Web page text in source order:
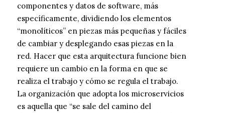
componentes y datos de software, más
específicamente, dividiendo los elementos
“monolíticos” en piezas más pequeñas y fáciles
de cambiar y desplegando esas piezas en la
red. Hacer que esta arquitectura funcione bien
requiere un cambio en la forma en que se
realiza el trabajo y cómo se regula el trabajo.
La organización que adopta los microservicios
es aquella que “se sale del camino del